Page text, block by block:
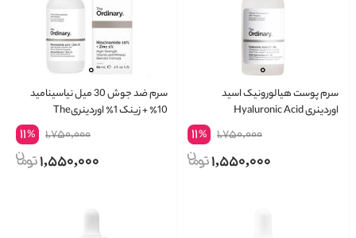
سرم پوست هیالورونیک اسید
اوردینری Hyaluronic Acid
1,750,000
11%
1,550,000
سرم ضد جوش 30 میل نیاسینامید
10٪ + زینک 1٪ اوردینریThe
Ordinary Niacinamide 10% + Zinc
1,750,000
11%
1,550,000